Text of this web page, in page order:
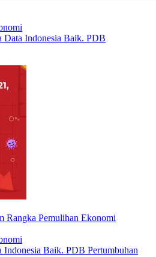
Data Indonesia Baik. PDB
Pemulihan Ekonomi
Indonesia Baik. PDB Pertumbuhan